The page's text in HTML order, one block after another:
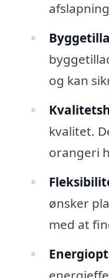
og kan
kvalitet.
orangeri
ønsker
med at